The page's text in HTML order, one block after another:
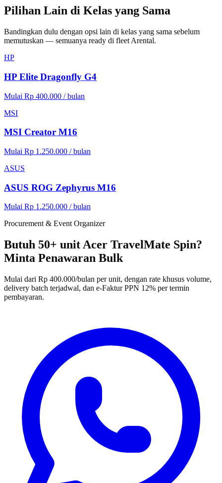
Pilihan Lain di Kelas yang Sama
Bandingkan dulu dengan opsi lain di kelas yang sama sebelum
memutuskan — semuanya ready di fleet Arental.
HP
HP Elite Dragonfly G4
Mulai Rp 400.000 / bulan
MSI
MSI Creator M16
Mulai Rp 1.250.000 / bulan
ASUS
ASUS ROG Zephyrus M16
Mulai Rp 1.250.000 / bulan
Procurement & Event Organizer
Butuh 50+ unit Acer TravelMate Spin?
Minta Penawaran Bulk
Mulai dari Rp 400.000/bulan per unit, dengan rate khusus volume,
delivery batch terjadwal, dan e-Faktur PPN 12% per termin
pembayaran.